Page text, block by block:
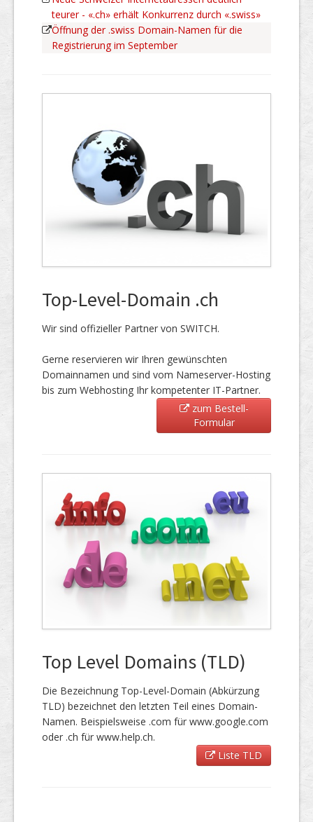
teurer - «.ch» erhält Konkurrenz durch «.swiss»
Öffnung der .swiss Domain-Namen für die
Registrierung im September
Top-Level-Domain .ch
Wir sind offizieller Partner von SWITCH.
Gerne reservieren wir Ihren gewünschten
Domainnamen und sind vom Nameserver-Hosting
bis zum Webhosting Ihr kompetenter IT-Partner.
zum Bestell-
Formular
Top Level Domains (TLD)
Die Bezeichnung Top-Level-Domain (Abkürzung
TLD) bezeichnet den letzten Teil eines Domain-
Namen. Beispielsweise .com für www.google.com
oder .ch für www.help.ch.
Liste TLD